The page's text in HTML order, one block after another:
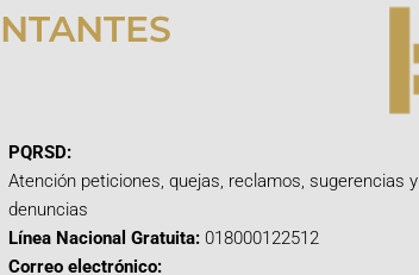
PQRSD:
Atención peticiones, quejas, reclamos, sugerencias y
denuncias
Línea Nacional Gratuita: 018000122512
Correo electrónico: